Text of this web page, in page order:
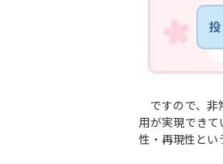
ですので、非
用が実現でき
性・再現性とい